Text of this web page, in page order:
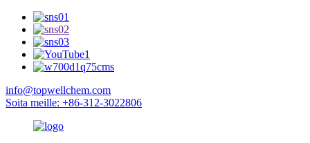
info@topwellchem.com
Soita meille: +86-312-3022806